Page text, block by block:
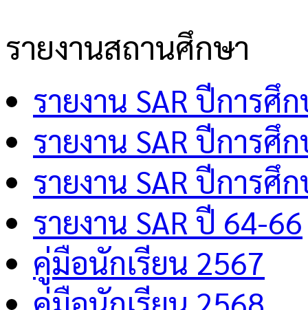
รายงานสถานศึกษา
รายงาน SAR ปีการศึ
รายงาน SAR ปีการศึ
รายงาน SAR ปีการศึ
รายงาน SAR ปี 64-66
คู่มือนักเรียน 2567